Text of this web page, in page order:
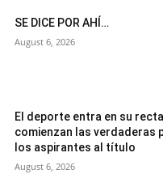
SE DICE POR AHÍ…
August 6, 2026
El deporte entra en su
comienzan las verdaderas
los aspirantes al título
August 6, 2026